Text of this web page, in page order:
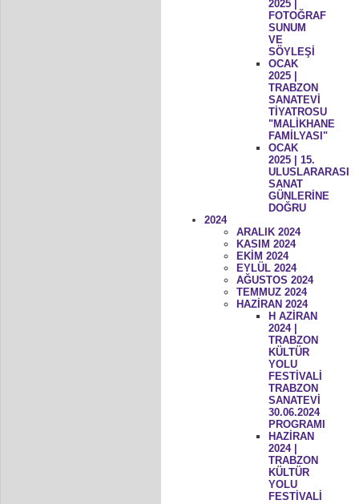
2025 |
FOTOĞRAF
SUNUM
VE
SÖYLEŞİ
OCAK
2025 |
TRABZON
SANATEVİ
TİYATROSU
"MALİKHANE
FAMİLYASI"
OCAK
2025 | 15.
ULUSLARARASI
SANAT
GÜNLERİNE
DOĞRU
2024
ARALIK 2024
KASIM 2024
EKİM 2024
EYLÜL 2024
AĞUSTOS 2024
TEMMUZ 2024
HAZİRAN 2024
H AZİRAN
2024 |
TRABZON
KÜLTÜR
YOLU
FESTİVALİ
TRABZON
SANATEVİ
30.06.2024
PROGRAMI
HAZİRAN
2024 |
TRABZON
KÜLTÜR
YOLU
FESTİVALİ